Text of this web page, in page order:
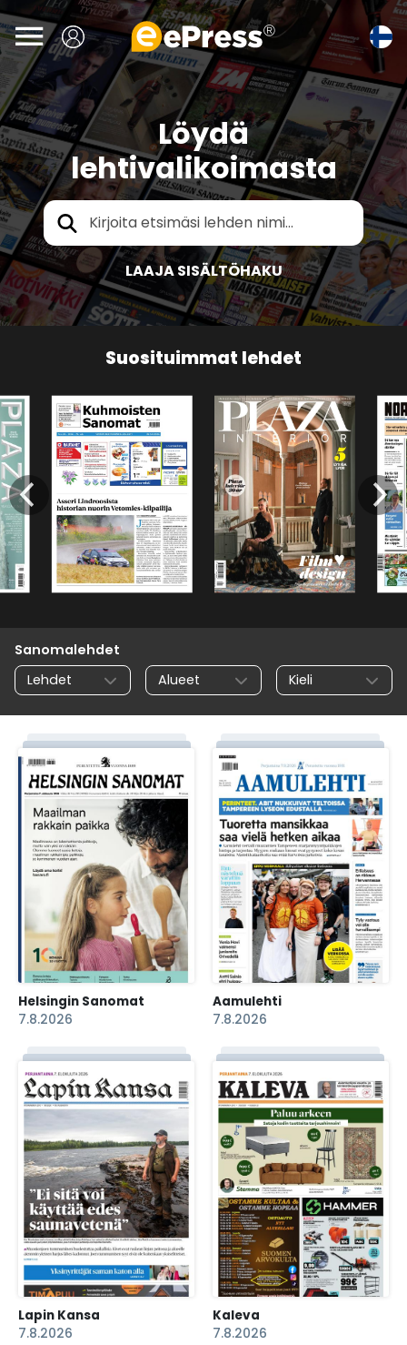
Siirry
pääsisältöön

Löydä
lehtivalikoimasta
LAAJA SISÄLTÖHAKU
Suosituimmat lehdet
Sanomalehdet
Helsingin Sanomat
7.8.2026
Aamulehti
7.8.2026
Lapin Kansa
7.8.2026
Kaleva
7.8.2026